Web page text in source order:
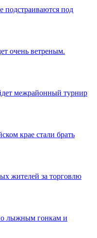
подстраиваются под
очень ветреным.
межрайонный турнир
крае стали брать
жителей за торговлю
лыжным гонкам и